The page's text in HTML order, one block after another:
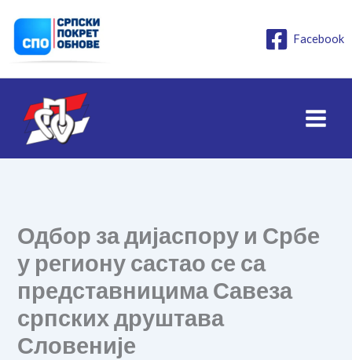
садржај
Facebook
Одбор за дијаспору и Србе
у региону састао се са
представницима Савеза
српских друштава
Словеније